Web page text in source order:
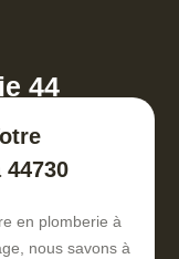
44
en plomberie à
nous savons à